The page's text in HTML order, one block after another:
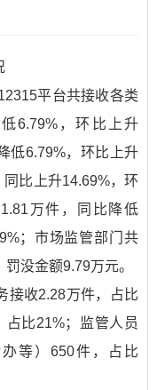
平台共接收各类
6.79%，环比上升
低6.79%，环比上升
比上升14.69%，环
万件，同比降低
；市场监管部门共
没金额9.79万元。
接收2.28万件，占比
占比21%；监管人员
等）650件，占比